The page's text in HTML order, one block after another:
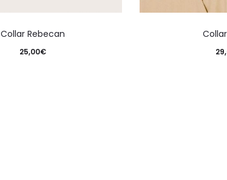
Collar Rebecan
25,00€